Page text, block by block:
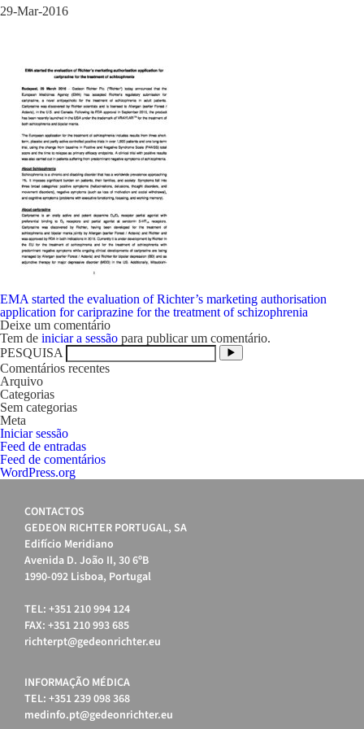
29-Mar-2016
Navegação
de
artigos
EMA started the evaluation of Richter’s marketing authorisation
application for cariprazine for the treatment of schizophrenia
Deixe um comentário
Tem de iniciar a sessão para publicar um comentário.
PESQUISA
Comentários recentes
Arquivo
Categorias
Sem categorias
Meta
Iniciar sessão
Feed de entradas
Feed de comentários
WordPress.org
CONTACTOS
GEDEON RICHTER PORTUGAL, SA
Edifício Meridiano
Avenida D. João II, 30 6ºB
1990-092 Lisboa, Portugal
TEL: +351 210 994 124
FAX: +351 210 993 685
richterpt@gedeonrichter.eu
INFORMAÇÃO MÉDICA
TEL: +351 239 098 368
medinfo.pt@gedeonrichter.eu